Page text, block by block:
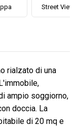
Street View
rialzato di una
ampio soggiorno,
doccia. La
di 20 mq e